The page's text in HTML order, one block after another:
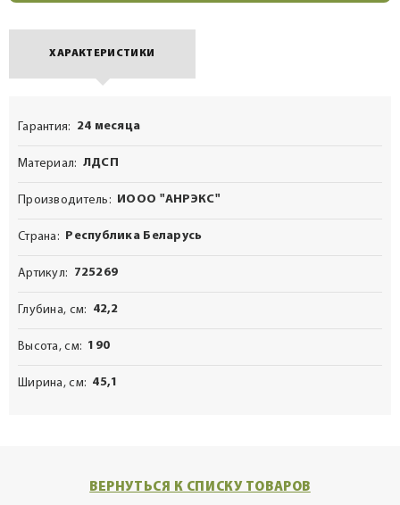
ХАРАКТЕРИСТИКИ
Гарантия 24 месяца
Материал ЛДСП
Производитель ИООО "АНРЭКС"
Страна Республика Беларусь
Артикул 725269
Глубина, см 42,2
Высота, см 190
Ширина, см 45,1
ВЕРНУТЬСЯ К СПИСКУ ТОВАРОВ